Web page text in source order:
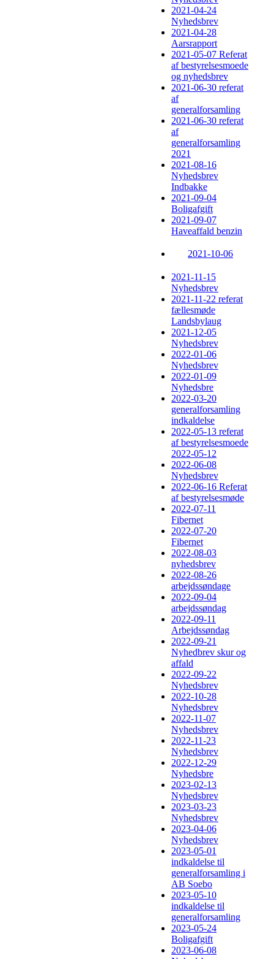
2021-04-24
Nyhedsbrev
2021-04-28
Aarsrapport
2021-05-07 Referat
af bestyrelsesmoede
og nyhedsbrev
2021-06-30 referat
af
generalforsamling
2021-06-30 referat
af
generalforsamling
2021
2021-08-16
Nyhedsbrev
Indbakke
2021-09-04
Boligafgift
2021-09-07
Haveaffald benzin
2021-10-06
2021-11-15
Nyhedsbrev
2021-11-22 referat
fællesmøde
Landsbylaug
2021-12-05
Nyhedsbrev
2022-01-06
Nyhedsbrev
2022-01-09
Nyhedsbre
2022-03-20
generalforsamling
indkaldelse
2022-05-13 referat
af bestyrelsesmoede
2022-05-12
2022-06-08
Nyhedsbrev
2022-06-16 Referat
af bestyrelsesmøde
2022-07-11
Fibernet
2022-07-20
Fibernet
2022-08-03
nyhedsbrev
2022-08-26
arbejdssøndage
2022-09-04
arbejdssøndag
2022-09-11
Arbejdssøndag
2022-09-21
Nyhedbrev skur og
affald
2022-09-22
Nyhedsbrev
2022-10-28
Nyhedsbrev
2022-11-07
Nyhedsbrev
2022-11-23
Nyhedsbrev
2022-12-29
Nyhedsbre
2023-02-13
Nyhedsbrev
2023-03-23
Nyhedsbrev
2023-04-06
Nyhedsbrev
2023-05-01
indkaldelse til
generalforsamling i
AB Soebo
2023-05-10
indkaldelse til
generalforsamling
2023-05-24
Boligafgift
2023-06-08